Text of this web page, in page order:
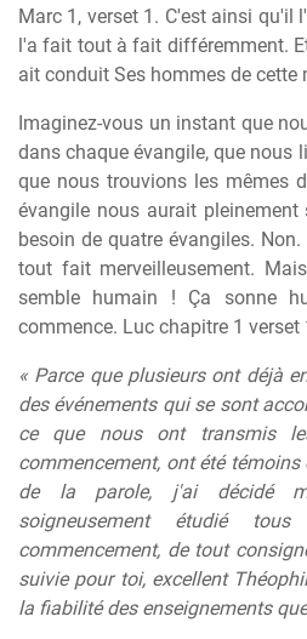
Marc 1, verset 1. C'est ainsi qu'il
l'a fait tout à fait différemment.
ait conduit Ses hommes de cette
Imaginez-vous un instant que
dans chaque évangile, que nous
que nous trouvions les mêmes
évangile nous aurait
besoin de quatre évangiles.
tout fait merveilleusement.
semble humain ! Ça sonne
commence. Luc chapitre 1 verset
« Parce que plusieurs ont déjà
des événements qui se sont
ce que nous ont transmis
commencement, ont été
de la parole, j'ai décidé
soigneusement étudié
commencement, de tout
suivie pour toi, excellent
la fiabilité des enseignements